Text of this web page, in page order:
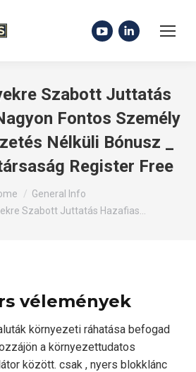
YouTube
in
new
window
Linkedin
in
new
window
Szabott Juttatás
Fontos Személy
Nélküli Bónusz _
Register Free
General Info
Szabott Juttatás Hazafias…
vélemények
környezeti ráhatása befogad
a környezettudatos
között. csak , nyers blokklánc